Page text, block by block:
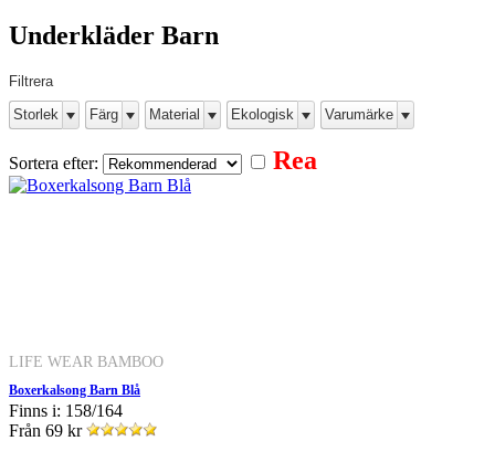
Underkläder Barn
Filtrera
Storlek
Färg Material Ekologisk Varumärke
Sortera efter: Rea
LIFE WEAR BAMBOO
Boxerkalsong Barn Blå
Finns i: 158/164
Från 69 kr